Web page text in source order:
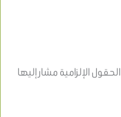
الحقول الإلزامية مشار إليها